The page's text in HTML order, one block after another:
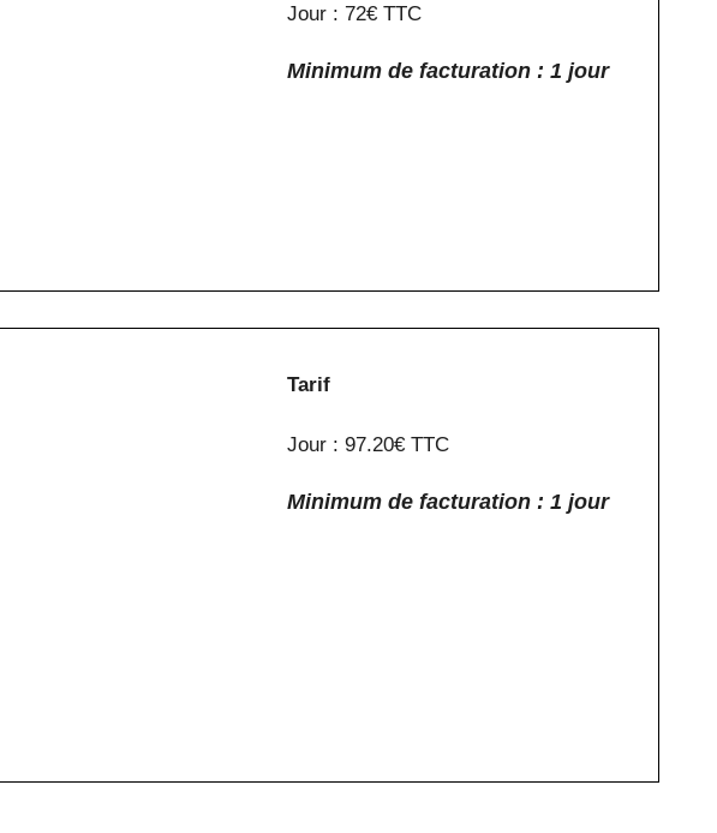
Jour : 72€ TTC
Minimum de facturation : 1 jour
Tarif
Jour : 97.20€ TTC
Minimum de facturation : 1 jour